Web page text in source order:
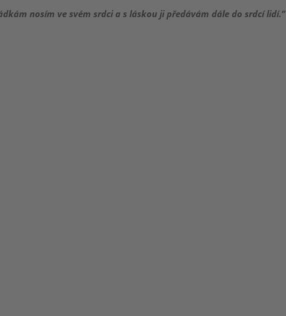
nosím ve svém srdci a s láskou ji předávám dále do srdcí lidí.”